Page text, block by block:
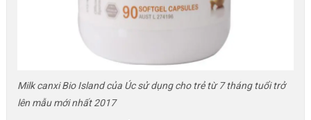
Milk canxi Bio Island của Úc sử dụng cho trẻ từ 7 tháng tuổi trở
lên mẫu mới nhất 2017